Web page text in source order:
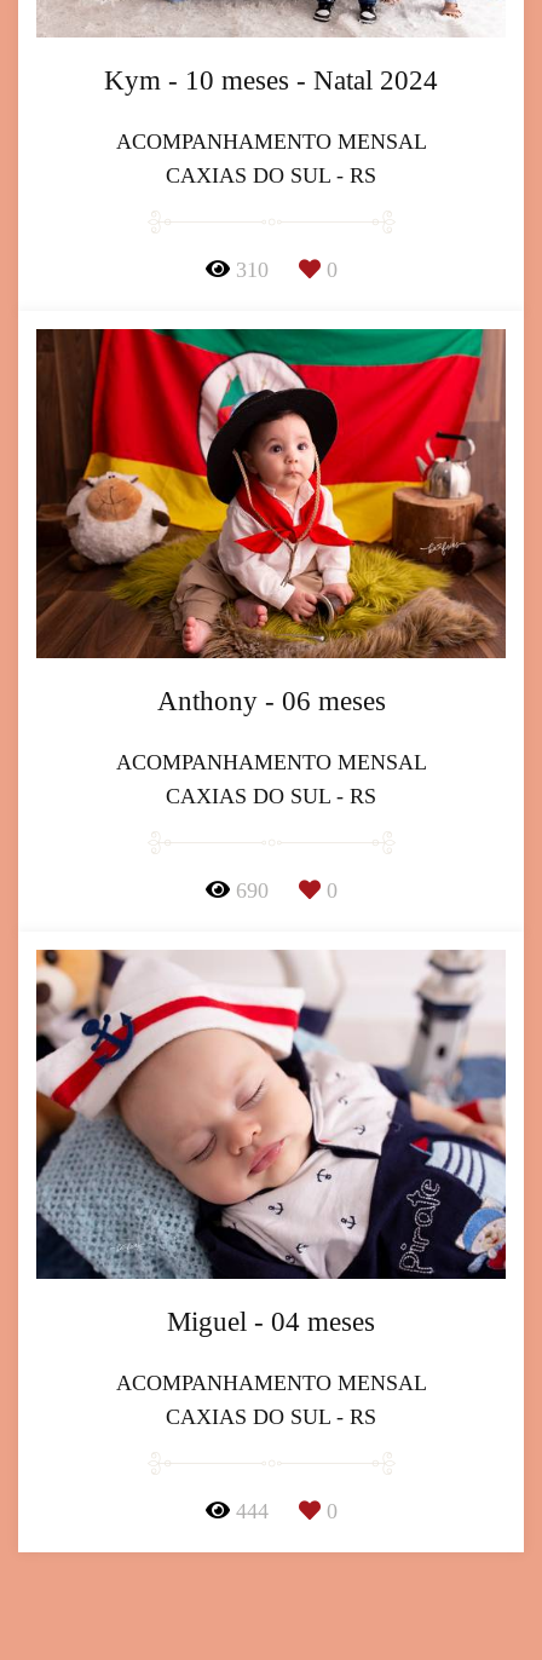
Kym - 10 meses - Natal 2024
ACOMPANHAMENTO MENSAL
CAXIAS DO SUL - RS
310 0
Anthony - 06 meses
ACOMPANHAMENTO MENSAL
CAXIAS DO SUL - RS
690 0
Miguel - 04 meses
ACOMPANHAMENTO MENSAL
CAXIAS DO SUL - RS
444 0